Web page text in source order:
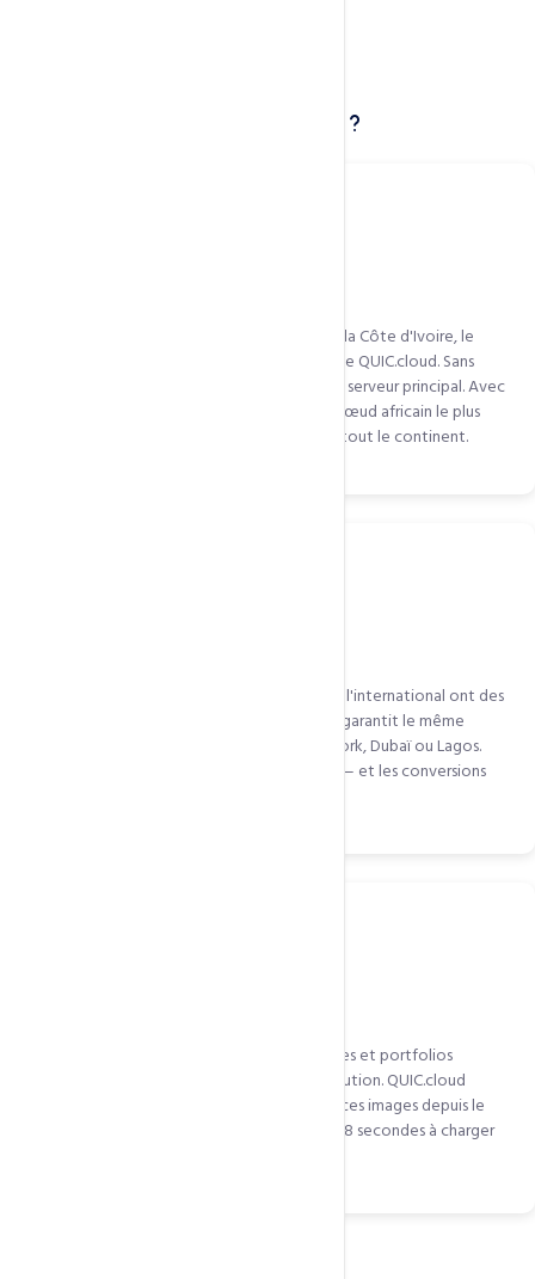
Qui bénéficie de cette technologie ?
Un site camerounais ciblant aussi le Sénégal, la Côte d'Ivoire, le
Nigeria et le Kenya bénéficie massivement de QUIC.cloud. Sans
CDN, chaque pays subit la latence vers votre serveur principal. Avec
QUIC.cloud, chaque pays est servi depuis le nœud africain le plus
proche. Temps de chargement uniforme sur tout le continent.
Les boutiques qui exportent leurs produits à l'international ont des
visiteurs de plusieurs continents. QUIC.cloud garantit le même
temps de chargement rapide à Paris, New York, Dubaï ou Lagos.
L'expérience d'achat est identique partout — et les conversions
Les photographes, agences créatives, galeries et portfolios
chargent de nombreuses images haute résolution. QUIC.cloud
compresse, convertit en WebP et distribue ces images depuis le
nœud le plus proche. Une galerie qui prenait 8 secondes à charger